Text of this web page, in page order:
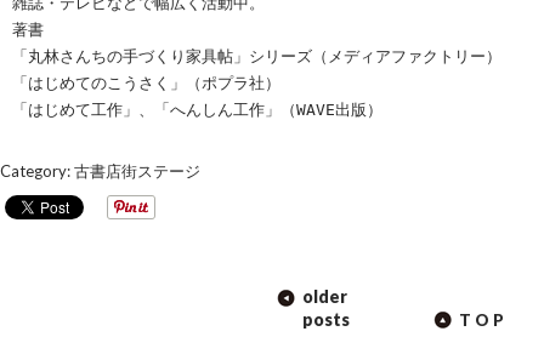
著書
「丸林さんちの手づくり家具帖」シリーズ（メディアファクトリー）
「はじめてのこうさく」（ポプラ社）
「はじめて工作」、「へんしん工作」（WAVE出版）
Category:古書店街ステージ
older
posts
TOP